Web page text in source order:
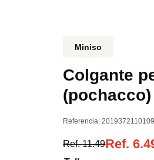
Miniso
Colgante
(pochacco)
Referencia:2019372110109
Ref.11.49Ref.